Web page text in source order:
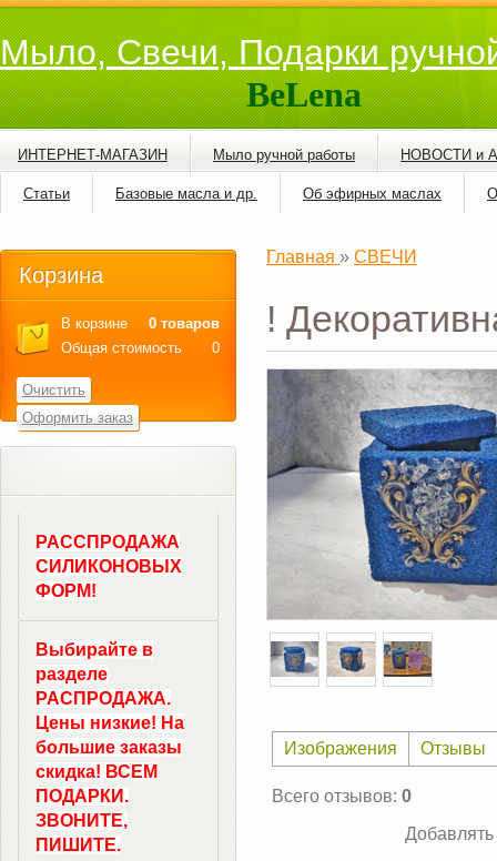
Мыло, Свечи, Подарки
BeLena
ИНТЕРНЕТ-МАГАЗИН Мыло ручной работы НОВОСТИ и
Статьи Базовые масла и др. Об эфирных маслах
Главная » СВЕЧИ
!
Изображения Отзывы
Всего отзывов: 0
Добавлять
Корзина
В корзине
0 товаров
Общая стоимость
0
Очистить
Оформить заказ
РАССПРОДАЖА
СИЛИКОНОВЫХ
ФОРМ!
Выбирайте в
разделе
РАСПРОДАЖА.
Цены низкие! На
большие заказы
скидка! ВСЕМ
ПОДАРКИ.
ЗВОНИТЕ,
ПИШИТЕ.